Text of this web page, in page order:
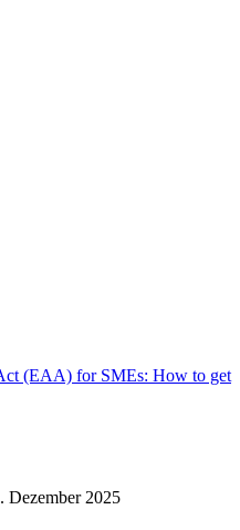
(EAA) for SMEs: How to get
Dezember 2025